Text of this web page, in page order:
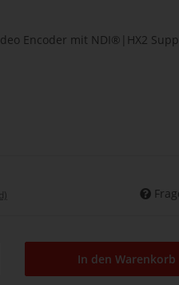
Encoder mit NDI®|HX2
In den Warenkorb